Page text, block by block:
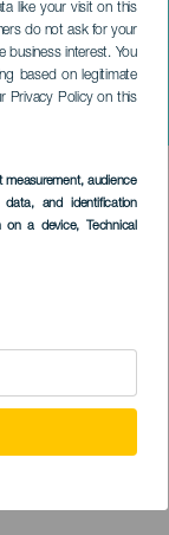
like your visit on this
do not ask for your
business interest. You
based on legitimate
Privacy Policy on this
measurement, audience
and identification
on a device, Technical